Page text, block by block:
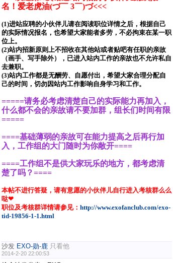
名！爱老虎油(づ￣ 3￣)づ<<<
(1)进站应聘的小伙伴儿请在阅读职位详情之后，根据自己
的实际情况报名，也希望大家能者多劳，不必拘束在某一职
位上。
(2)站内招新原则上不招收在其他站或者贴吧有任职的亲故
（画手、写手除外），已进入站内工作的亲故也不允许私自
去兼职。
(3)站内工作都是无酬劳、自愿付出，希望大家合理分配自
己的时间，切勿因站内工作影响自身学习和工作。
=====请务必考虑清楚自己的实际能力再加入，
什么都不会的亲故请不要加群，组长们时间有限
=====
====基础薄弱的亲故可在能力提高之后再行加
入，工作组的大门随时为你敞开====
====工作组不是供大家玩乐的地方，都考虑清
楚了吗？====
本帖不进行答疑，请有意愿的小伙伴儿自行进入考核群么么
哒❤
职位及考核群详情请参见： http://www.exofanclub.com/exo-
tid-19856-1-1.html
沙发 EXO-勋-鹿 只看他
2014-2-20 22:00:53